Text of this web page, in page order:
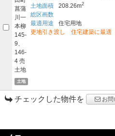
土地
土地面積
208.26m2
総区画数
最適用途
住宅用地
更地引き渡し 住宅建築に最適
チェックした物件を お問